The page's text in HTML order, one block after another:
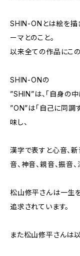
SHIN-ONとは絵を描
ーマとのこと。
以来全ての作品にこ
SHIN-ONの
”SHIN”は、「自身の中
”ON”は「自己に同調
味し、
漢字で表すと心音、新
音、神音、親音、振音
松山修平さんは一生
追求されています。
また松山修平さんは